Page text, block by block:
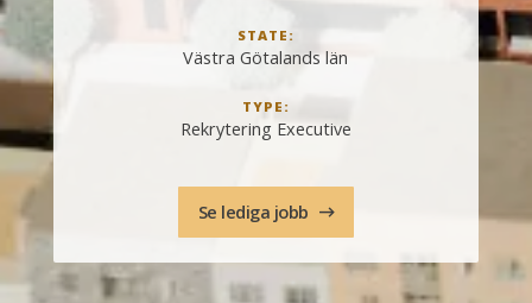
STATE:
Västra Götalands län
TYPE:
Rekrytering Executive
Se lediga jobb